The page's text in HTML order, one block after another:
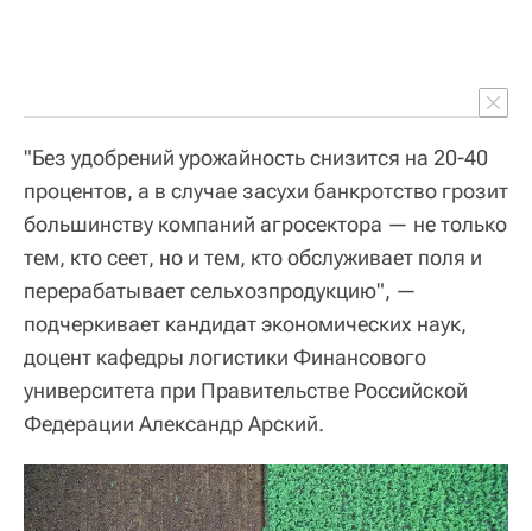
"Без удобрений урожайность снизится на 20-40
процентов, а в случае засухи банкротство грозит
большинству компаний агросектора — не только
тем, кто сеет, но и тем, кто обслуживает поля и
перерабатывает сельхозпродукцию", —
подчеркивает кандидат экономических наук,
доцент кафедры логистики Финансового
университета при Правительстве Российской
Федерации Александр Арский.